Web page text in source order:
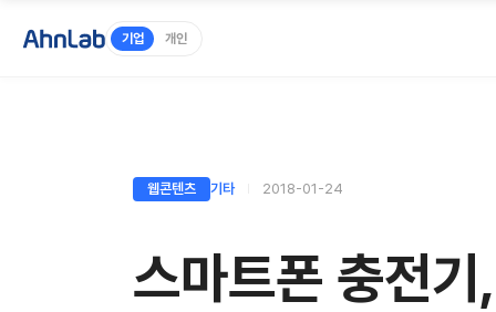
기업 개인
웹콘텐츠 기타 2018-01-24
스마트폰 충전기